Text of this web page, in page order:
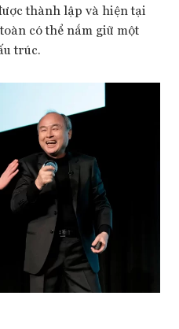
thành lập và hiện tại
có thể nắm giữ một
trúc.